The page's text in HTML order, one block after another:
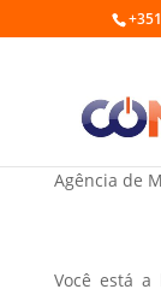
Criar site
Agência de
Você está